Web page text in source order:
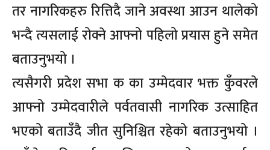
तर नागरिकहरु रित्तिदै जाने अवस्था आउन थालेको
भन्दै त्यसलाई रोक्ने आफ्नो पहिलो प्रयास हुने समेत
बताउनुभयो ।
त्यसैगरी प्रदेश सभा क का उम्मेदवार भक्त कुँवरले
आफ्नो उम्मेदवारीले पर्वतवासी नागरिक उत्साहित
भएको बताउँदै जीत सुनिश्चित रहेको बताउनुभयो ।